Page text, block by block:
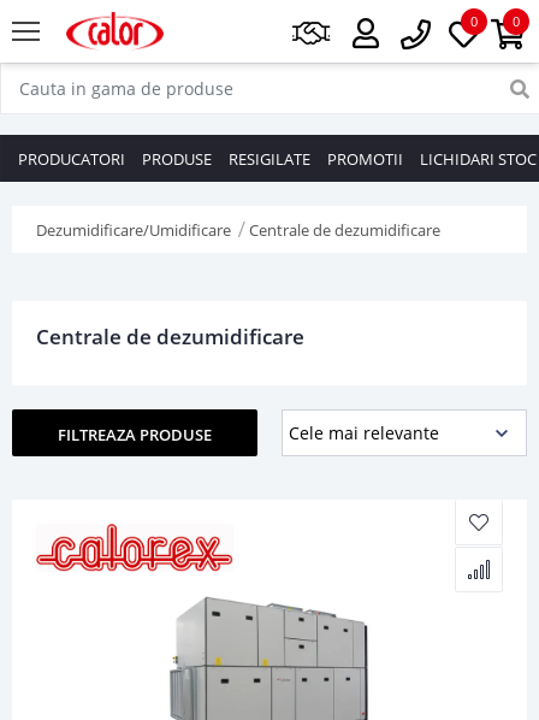
0
0
PRODUCATORI PRODUSE RESIGILATE PROMOTII LICHIDARI STOC
Dezumidificare/Umidificare Centrale de dezumidificare
Centrale de dezumidificare
FILTREAZA PRODUSE